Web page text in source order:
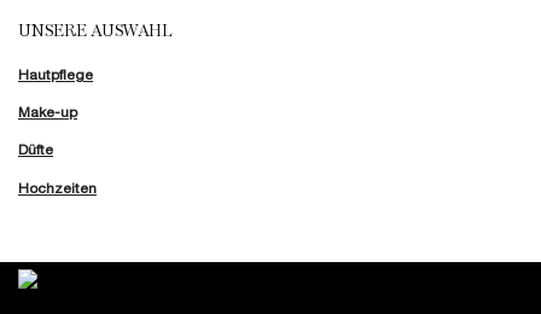
UNSERE AUSWAHL
Hautpflege
Make-up
Düfte
Hochzeiten